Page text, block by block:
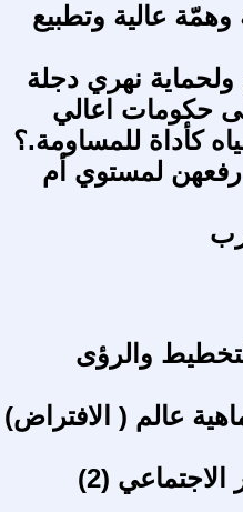
وهمّة عالية وتطبيع
ولحماية نهري دجلة
حكومات اعالي
كأداة للمساومة.؟
لمستوي أم
والرؤى
عالم ( الافتراض)
(2)